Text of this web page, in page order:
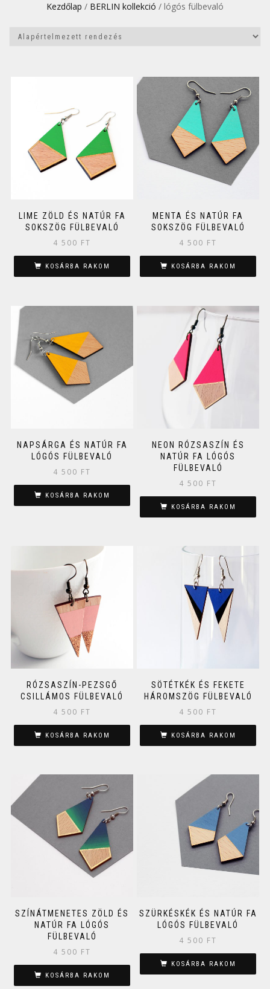
Kezdőlap / BERLIN kollekció / lógós fülbevaló
LIME ZÖLD ÉS NATÚR FA
SOKSZÖG FÜLBEVALÓ
4 500 FT
KOSÁRBA RAKOM
MENTA ÉS NATÚR FA
SOKSZÖG FÜLBEVALÓ
4 500 FT
KOSÁRBA RAKOM
NAPSÁRGA ÉS NATÚR FA
LÓGÓS FÜLBEVALÓ
4 500 FT
KOSÁRBA RAKOM
NEON RÓZSASZÍN ÉS
NATÚR FA LÓGÓS
FÜLBEVALÓ
4 500 FT
KOSÁRBA RAKOM
RÓZSASZÍN-PEZSGŐ
CSILLÁMOS FÜLBEVALÓ
4 500 FT
KOSÁRBA RAKOM
SÖTÉTKÉK ÉS FEKETE
HÁROMSZÖG FÜLBEVALÓ
4 500 FT
KOSÁRBA RAKOM
SZÍNÁTMENETES ZÖLD ÉS
NATÚR FA LÓGÓS
FÜLBEVALÓ
4 500 FT
KOSÁRBA RAKOM
SZÜRKÉSKÉK ÉS NATÚR FA
LÓGÓS FÜLBEVALÓ
4 500 FT
KOSÁRBA RAKOM